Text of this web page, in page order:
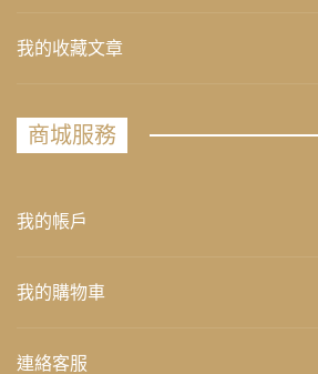
我的收藏文章
商城服務
我的帳戶
我的購物車
連絡客服